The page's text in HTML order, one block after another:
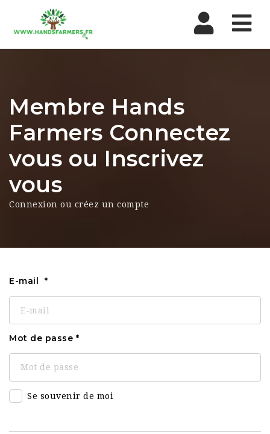
Membre Hands
Farmers Connectez
vous ou Inscrivez
vous
Connexion ou créez un compte
E-mail
Mot de passe
Se souvenir de moi